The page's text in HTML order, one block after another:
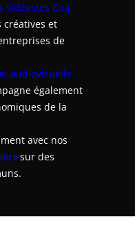
vidéastes Coq
créatives et
de
audiovisuelle
également
de la
avec nos
sur des